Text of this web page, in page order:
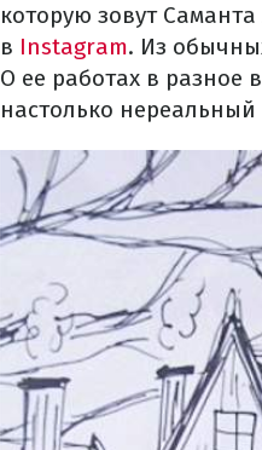
которую зовут
в Instagram. Из
О ее работах в разное
настолько